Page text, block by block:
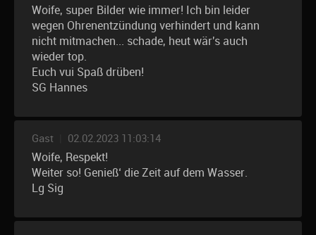
Woife, super Bilder wie immer! Ich bin leider
wegen Ohrenentzündung verhindert und kann
nicht mitmachen... schade, heut wär's auch
wieder top.
Euch vui Spaß drüben!
SG Hannes
Gast 02.02.2023 11:03:14
Woife, Respekt!
Weiter so! Genieß‘ die Zeit auf dem Wasser.
Lg Sig